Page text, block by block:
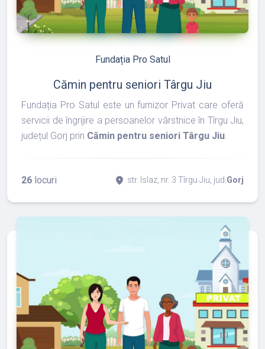
refresh edit
Fundația Pro Satul
Cămin pentru seniori Târgu Jiu
Fundația Pro Satul este un furnizor Privat care oferă
servicii de îngrijire a persoanelor vârstnice în Tîrgu Jiu,
județul Gorj prin Cămin pentru seniori Târgu Jiu.
26 locuri place str. Islaz, nr. 3 Tîrgu Jiu, jud.Gorj